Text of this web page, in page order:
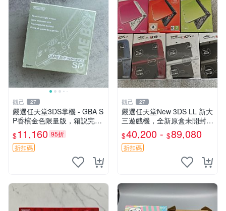
觀己 27
嚴選任天堂3DS掌機 - GBA S
P香檳金色限量版，箱説完整
收藏家必備 電玩掌機 NINTE
NDO GBA SP 香檳金 限定版
$11,160 95折
折扣碼
觀己 27
嚴選任天堂New 3DS LL 新大
三遊戲機，全新原盒未開封
黑白橙粉綠四色可選 新大
三、3DSLL、遊戲機
$40,200 - $89,080
折扣碼